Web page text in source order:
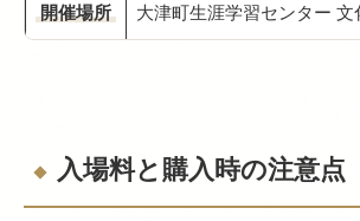
開催場所 大津町生涯学習センター 文
入場料と購入時の注意点